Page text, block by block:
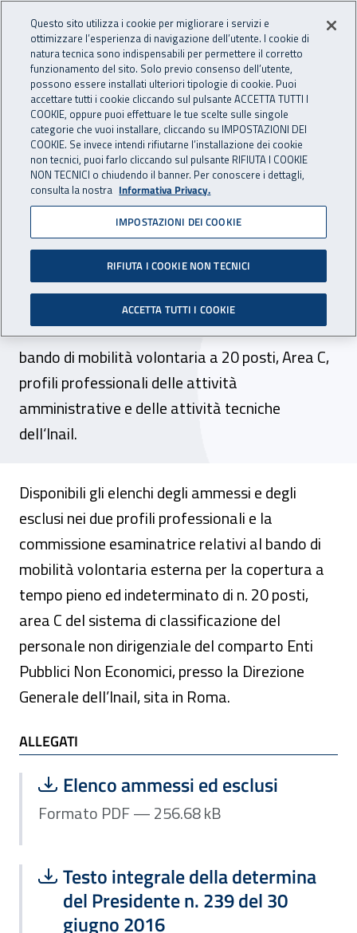
INAIL - Istituto Nazionale
Apri cerca
Navigazione principale
Navigazione - Ti trovi in:
Home Inail comunica Avvisi
Bando di mobilità
volontaria per 20 posti,
Area C: pubblicati elenchi
ammessi e commissione
Pubblicati gli elenchi degli ammessi e degli
esclusi e la commissione esaminatrice del
bando di mobilità volontaria a 20 posti, Area C,
profili professionali delle attività
amministrative e delle attività tecniche
dell‘Inail.
Disponibili gli elenchi degli ammessi e degli
esclusi nei due profili professionali e la
commissione esaminatrice relativi al bando di
mobilità volontaria esterna per la copertura a
tempo pieno ed indeterminato di n. 20 posti,
area C del sistema di classificazione del
personale non dirigenziale del comparto Enti
Pubblici Non Economici, presso la Direzione
Generale dell’Inail, sita in Roma.
ALLEGATI e TI POTREBBE INTERESSARE
ALLEGATI
Scarica file:
Elenco ammessi ed esclusi
Formato PDF — Dimensione 256.68 kB
Formato PDF — 256.68 kB
Scarica file:
Testo integrale della determina
del Presidente n. 239 del 30
giugno 2016
Formato PDF — Dimensione 71.03 kB
Questo sito utilizza i cookie per migliorare i servizi e
ottimizzare l’esperienza di navigazione dell’utente. I cookie di
natura tecnica sono indispensabili per permettere il corretto
funzionamento del sito. Solo previo consenso dell’utente,
possono essere installati ulteriori tipologie di cookie. Puoi
accettare tutti i cookie cliccando sul pulsante ACCETTA TUTTI I
COOKIE, oppure puoi effettuare le tue scelte sulle singole
categorie che vuoi installare, cliccando su IMPOSTAZIONI DEI
COOKIE. Se invece intendi rifiutarne l’installazione dei cookie
non tecnici, puoi farlo cliccando sul pulsante RIFIUTA I COOKIE
NON TECNICI o chiudendo il banner. Per conoscere i dettagli,
consulta la nostra Informativa Privacy.
IMPOSTAZIONI DEI COOKIE
RIFIUTA I COOKIE NON TECNICI
ACCETTA TUTTI I COOKIE